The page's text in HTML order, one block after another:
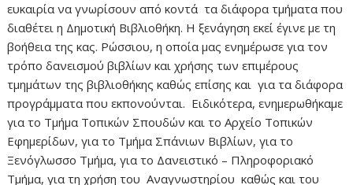
ευκαιρία να γνωρίσουν από κοντά τα διάφορα τμήματα που
διαθέτει η Δημοτική Βιβλιοθήκη. Η ξενάγηση εκεί έγινε με τη
βοήθεια της κας. Ρώσσιου, η οποία μας ενημέρωσε για τον
τρόπο δανεισμού βιβλίων και χρήσης των επιμέρους
τμημάτων της βιβλιοθήκης καθώς επίσης και για τα διάφορα
προγράμματα που εκπονούνται. Ειδικότερα, ενημερωθήκαμε
για το Τμήμα Τοπικών Σπουδών και το Αρχείο Τοπικών
Εφημερίδων, για το Τμήμα Σπάνιων Βιβλίων, για το
Ξενόγλωσσο Τμήμα, για το Δανειστικό – Πληροφοριακό
Τμήμα, για τη χρήση του Αναγνωστηρίου καθώς και του